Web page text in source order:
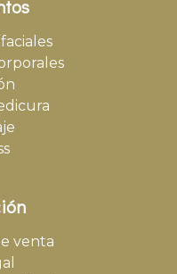
venta